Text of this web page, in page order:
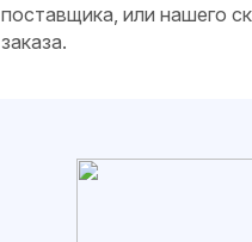
поставщика, или нашего
заказа.